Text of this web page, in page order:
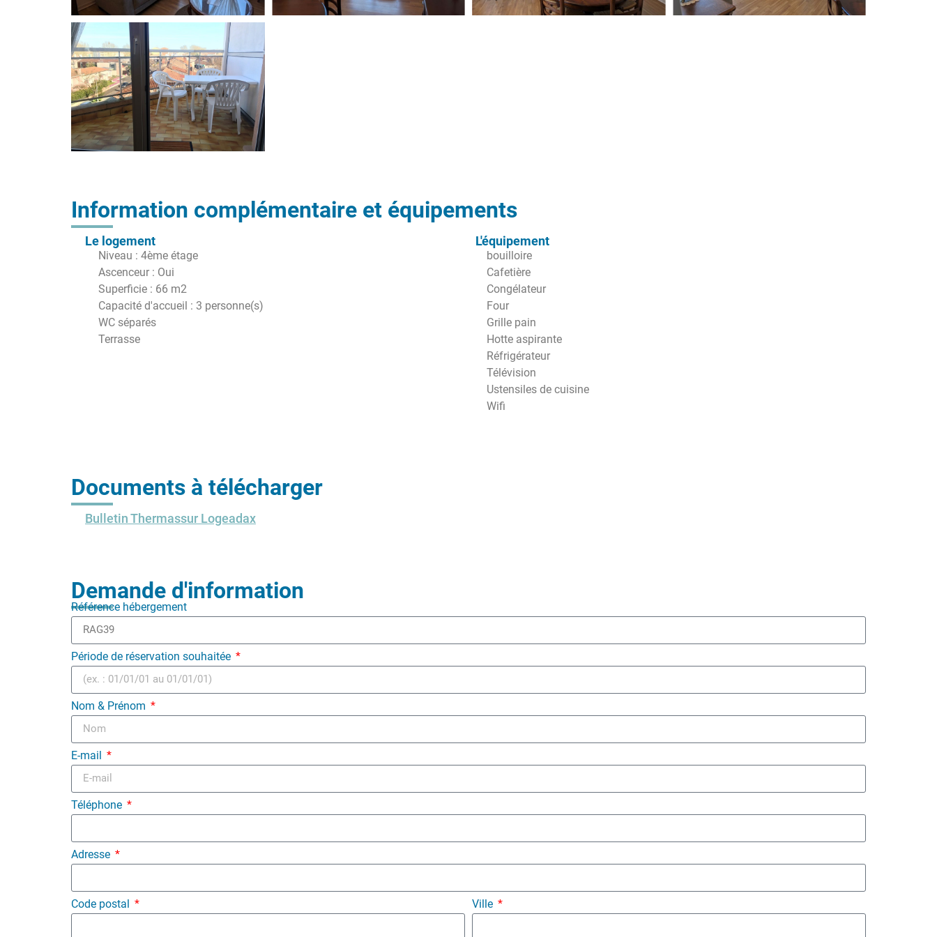
Information complémentaire et équipements
Le logement
Niveau : 4ème étage
Ascenceur : Oui
Superficie : 66 m2
Capacité d'accueil : 3 personne(s)
WC séparés
Terrasse
L'équipement
bouilloire
Cafetière
Congélateur
Four
Grille pain
Hotte aspirante
Réfrigérateur
Télévision
Ustensiles de cuisine
Wifi
Documents à télécharger
Bulletin Thermassur Logeadax
Demande d'information
Référence hébergement
Période de réservation souhaitée
Nom & Prénom
E-mail
Téléphone
Adresse
Code postal Ville